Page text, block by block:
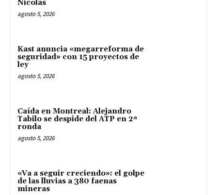
Nicolás
agosto 5, 2026
Kast anuncia «megarreforma de
seguridad» con 15 proyectos de
ley
agosto 5, 2026
Caída en Montreal: Alejandro
Tabilo se despide del ATP en 2ª
ronda
agosto 5, 2026
«Va a seguir creciendo»: el golpe
de las lluvias a 380 faenas
mineras